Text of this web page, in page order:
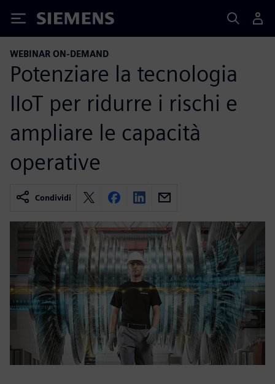
Siemens
WEBINAR ON-DEMAND
Potenziare la tecnologia
IIoT per ridurre i rischi e
ampliare le capacità
operative
Condividi